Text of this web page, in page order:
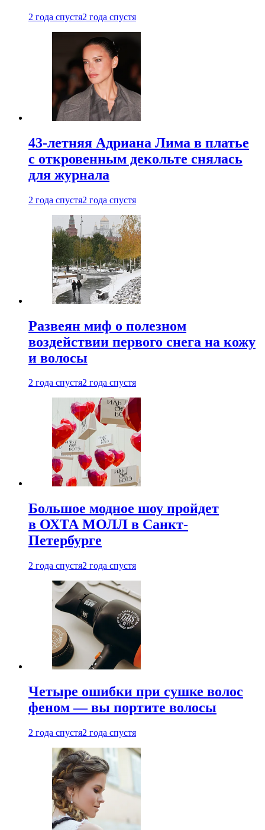
2 года спустя2 года спустя
43-летняя Адриана Лима в платье
с откровенным декольте снялась
для журнала
2 года спустя2 года спустя
Развеян миф о полезном
воздействии первого снега на кожу
и волосы
2 года спустя2 года спустя
Большое модное шоу пройдет
в ОХТА МОЛЛ в Санкт-
Петербурге
2 года спустя2 года спустя
Четыре ошибки при сушке волос
феном — вы портите волосы
2 года спустя2 года спустя